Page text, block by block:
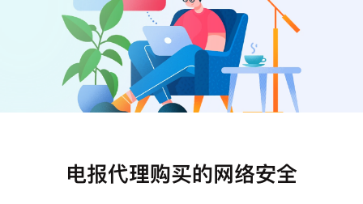
电报代理购买的网络安全